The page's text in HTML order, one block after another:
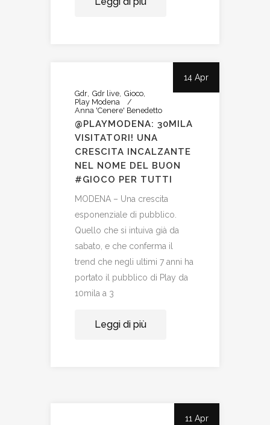
14 Apr
Gdr Gdr live Gioco
Play Modena
Anna 'Cenere' Benedetto
@PLAYMODENA: 30MILA
VISITATORI! UNA
CRESCITA INCALZANTE
NEL NOME DEL BUON
#GIOCO PER TUTTI
MODENA – Una crescita
esponenziale di pubblico.
Quello che si intuiva già da
sabato, e che conferma il
trend che negli ultimi 7 anni ha
portato il pubblico di Play da
10mila a 3
Leggi di più
11 Apr